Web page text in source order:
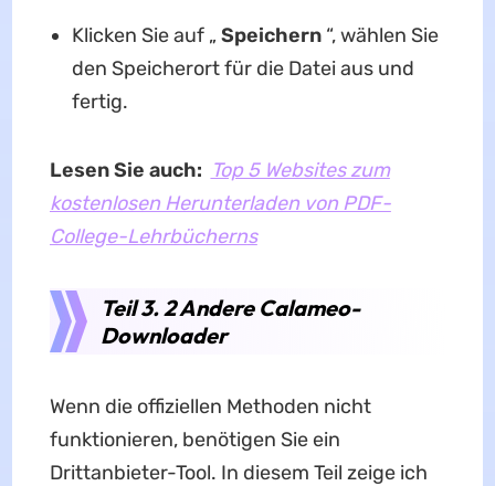
Klicken Sie auf „ Speichern“, wählen Sie
den Speicherort für die Datei aus und
fertig.
Lesen Sie auch: Top 5 Websites zum
kostenlosen Herunterladen von PDF-
College-Lehrbücherns
Teil 3. 2 Andere Calameo-
Downloader
Wenn die offiziellen Methoden nicht
funktionieren, benötigen Sie ein
Drittanbieter-Tool. In diesem Teil zeige ich